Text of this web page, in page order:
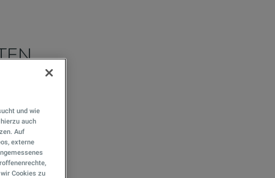
und wie
auch
Auf
externe
Cookies zu